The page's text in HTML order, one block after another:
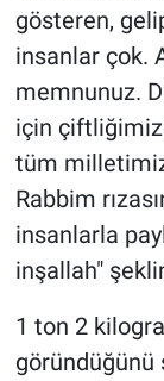
gösteren,
insanlar çok.
memnunuz.
için
tüm
Rabbim
insanlarla
inşallah"
1 ton 2
göründüğünü